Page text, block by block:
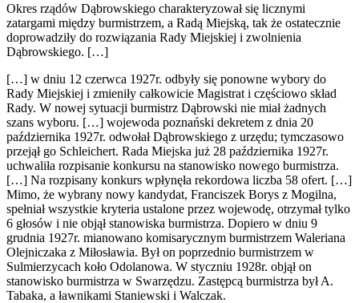
Okres rządów Dąbrowskiego charakteryzował się licznymi
zatargami między burmistrzem, a Radą Miejską, tak że ostatecznie
doprowadziły do rozwiązania Rady Miejskiej i zwolnienia
Dąbrowskiego. […]
[…] w dniu 12 czerwca 1927r. odbyły się ponowne wybory do
Rady Miejskiej i zmieniły całkowicie Magistrat i częściowo skład
Rady. W nowej sytuacji burmistrz Dąbrowski nie miał żadnych
szans wyboru. […] wojewoda poznański dekretem z dnia 20
października 1927r. odwołał Dąbrowskiego z urzędu; tymczasowo
przejął go Schleichert. Rada Miejska już 28 października 1927r.
uchwaliła rozpisanie konkursu na stanowisko nowego burmistrza.
[…] Na rozpisany konkurs wpłynęła rekordowa liczba 58 ofert. […]
Mimo, że wybrany nowy kandydat, Franciszek Borys z Mogilna,
spełniał wszystkie kryteria ustalone przez wojewodę, otrzymał tylko
6 głosów i nie objął stanowiska burmistrza. Dopiero w dniu 9
grudnia 1927r. mianowano komisarycznym burmistrzem Waleriana
Olejniczaka z Miłosławia. Był on poprzednio burmistrzem w
Sulmierzycach koło Odolanowa. W styczniu 1928r. objął on
stanowisko burmistrza w Swarzędzu. Zastępcą burmistrza był A.
Tabaka, a ławnikami Staniewski i Walczak.